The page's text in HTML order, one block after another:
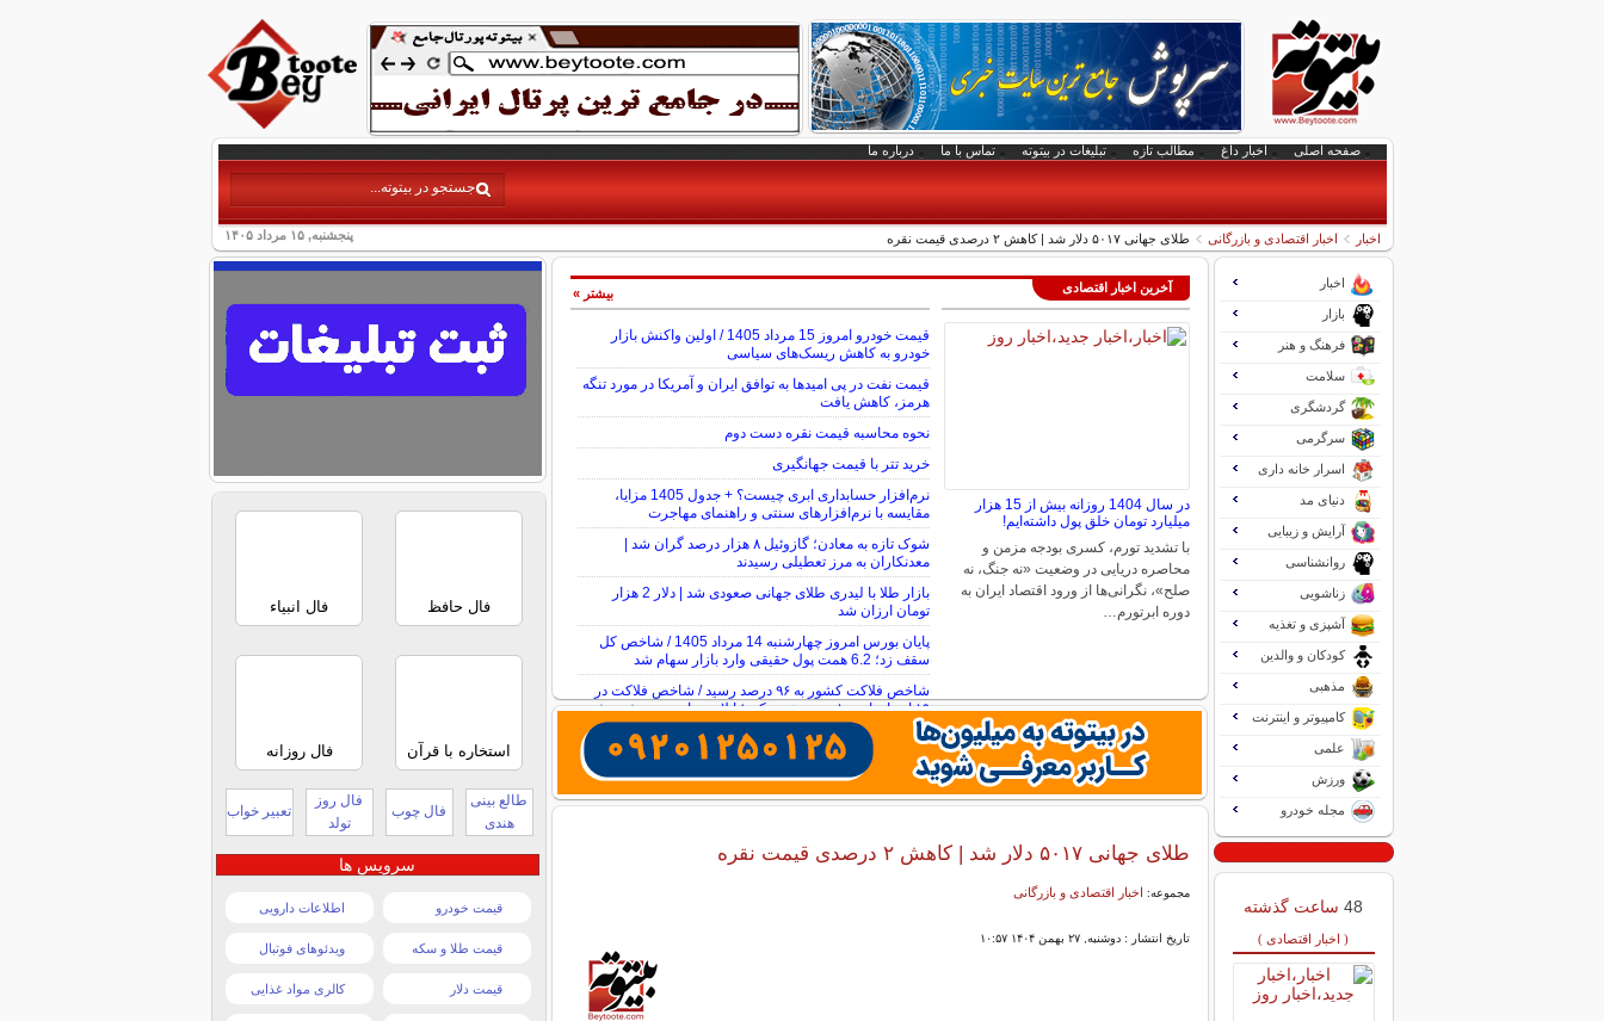
صفحه اصلی اخبار داغ مطالب تازه تبلیغات در بیتوته تماس با ما درباره ما
پنجشنبه, ۱۵ مرداد ۱۴۰۵ اخبار اخبار اقتصادی و بازرگانی طلای جهانی ۵۰۱۷ دلار شد | کاهش ۲ درصدی قیمت نقره
آخرین اخبار اقتصادی
در سال 1404 روزانه بیش از 15 هزار
میلیارد تومان خلق پول داشته‌ایم!
با تشدید تورم، کسری بودجه مزمن و
محاصره دریایی در وضعیت «نه جنگ، نه
صلح»، نگرانی‌ها از ورود اقتصاد ایران به
دوره ابرتورم…
قیمت خودرو امروز 15 مرداد 1405 / اولین واکنش بازار
خودرو به کاهش ریسک‌های سیاسی
قیمت نفت در پی امیدها به توافق ایران و آمریکا در مورد تنگه
هرمز، کاهش یافت
نحوه محاسبه قیمت نقره دست دوم
خرید تتر با قیمت جهانگیری
نرم‌افزار حسابداری ابری چیست؟ + جدول 1405 مزایا،
مقایسه با نرم‌افزارهای سنتی و راهنمای مهاجرت
شوک تازه به معادن؛ گازوئیل ۸ هزار درصد گران شد |
معدنکاران به مرز تعطیلی رسیدند
بازار طلا با لیدری طلای جهانی صعودی شد | دلار 2 هزار
تومان ارزان شد
پایان بورس امروز چهارشنبه 14 مرداد 1405 / شاخص کل
سقف زد؛ 6.2 همت پول حقیقی وارد بازار سهام شد
شاخص فلاکت کشور به ۹۶ درصد رسید / شاخص فلاکت در
۱۹ استان از ۱۰۰ درصد عبور کرد؛ ایلام دوباره صدرنشین شد
بیشتر »
طلای جهانی ۵۰۱۷ دلار شد | کاهش ۲ درصدی قیمت نقره
مجموعه: اخبار اقتصادی و بازرگانی
تاریخ انتشار : دوشنبه, ۲۷ بهمن ۱۴۰۴ ۱۰:۵۷
اخبار
بازار
فرهنگ و هنر
سلامت
گردشگری
سرگرمی
اسرار خانه داری
دنیای مد
آرایش و زیبایی
روانشناسی
زناشویی
آشپزی و تغذیه
کودکان و والدین
مذهبی
کامپیوتر و اینترنت
علمی
ورزش
مجله خودرو
48 ساعت گذشته
( اخبار اقتصادی )
فال حافظ فال انبیاء
استخاره با قرآن فال روزانه
طالع بینی
هندی
فال چوب
فال روز
تولد
تعبیر خواب
سرویس ها
قیمت خودرو اطلاعات دارویی
قیمت طلا و سکه ویدئوهای فوتبال
قیمت دلار کالری مواد غذایی